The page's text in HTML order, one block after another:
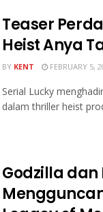
Teaser
Heist Anya
BY KENT FEBRUARY 5,
Serial Lucky
dalam thriller heist
Godzilla dan